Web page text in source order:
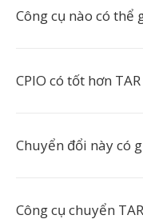
Công cụ nào có thể
CPIO có tốt hơn
Chuyển đổi này có
Công cụ chuyển